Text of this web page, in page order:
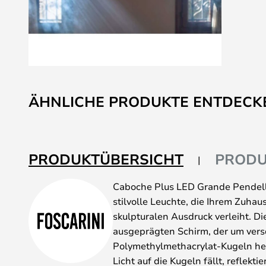
Anfang
der
ÄHNLICHE PRODUKTE
PRODUKTÜBERSICHT
Caboche Plus LED Grande
stilvolle Leuchte, die Ihrem
skulpturalen Ausdruck verleiht.
ausgeprägten Schirm, der um
Polymethylmethacrylat-Kugeln
Licht auf die Kugeln fällt,